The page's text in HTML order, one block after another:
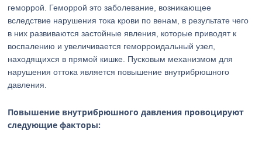
геморрой. Геморрой это заболевание, возникающее
вследствие нарушения тока крови по венам, в результате чего
в них развиваются застойные явления, которые приводят к
воспалению и увеличивается геморроидальный узел,
находящихся в прямой кишке. Пусковым механизмом для
нарушения оттока является повышение внутрибрюшного
давления.
Повышение внутрибрюшного давления провоцируют
следующие факторы: